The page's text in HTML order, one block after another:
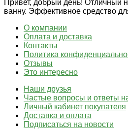
Привет, добрый день! Отличный
ванну. Эффективное средство
О компании
Оплата и доставка
Контакты
Политика
Отзывы
Это интересно
Наши друзья
Частые вопросы и ответы
Личный кабинет покупателя
Доставка и оплата
Подписаться на новости